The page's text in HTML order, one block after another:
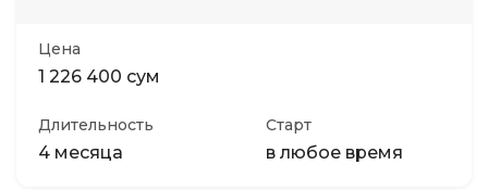
Цена
1 226 400 сум
Длительность
4 месяца
Старт
в любое время